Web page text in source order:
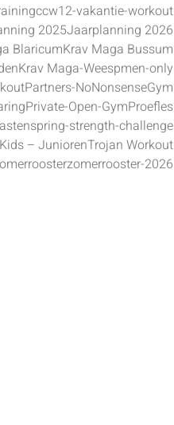
ccw12-vakantie-workout
2025Jaarplanning 2026
BlaricumKrav Maga Bussum
Krav Maga-Weespmen-only
Partners-NoNonsenseGym
Private-Open-GymProefles
spring-strength-challenge
– JuniorenTrojan Workout
zomerrooster-2026